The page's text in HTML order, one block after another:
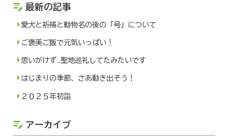
最新の記事
愛犬と祈祷と動物名の後の「号」について
ご褒美ご飯で元気いっぱい！
思いがけず..聖地巡礼してたみたいです
はじまりの季節、さあ動き出そう！
２０２５年初詣
アーカイブ